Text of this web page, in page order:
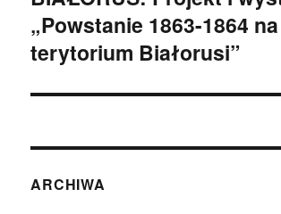
wpis:
„Powstanie 1863-1864 na
terytorium Białorusi”
ARCHIWA